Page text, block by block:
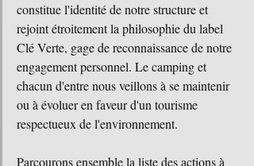
constitue l'identité de notre structure et
rejoint étroitement la philosophie du label
Clé Verte, gage de reconnaissance de notre
engagement personnel. Le camping et
chacun d'entre nous veillons à se maintenir
ou à évoluer en faveur d'un tourisme
respectueux de l'environnement.
Parcourons ensemble la liste des actions à